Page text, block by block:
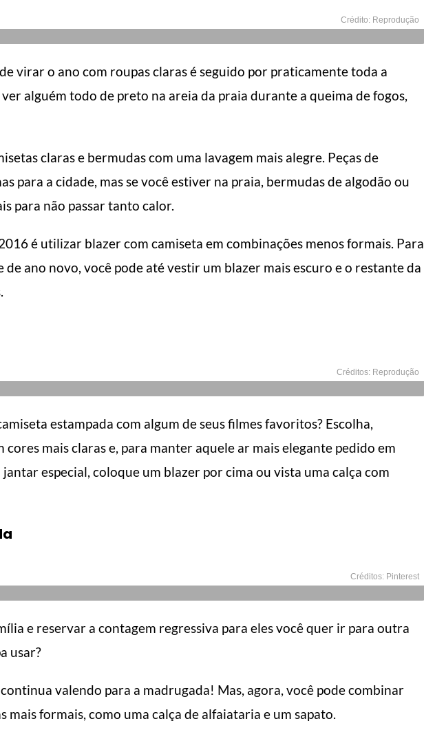
Crédito: Reprodução
virar o ano com roupas claras é seguido por praticamente toda a
alguém todo de preto na areia da praia durante a queima de fogos,
claras e bermudas com uma lavagem mais alegre. Peças de
para a cidade, mas se você estiver na praia, bermudas de algodão ou
para não passar tanto calor.
é utilizar blazer com camiseta em combinações menos formais. Para
de ano novo, você pode até vestir um blazer mais escuro e o restante da
Créditos: Reprodução
estampada com algum de seus filmes favoritos? Escolha,
cores mais claras e, para manter aquele ar mais elegante pedido em
especial, coloque um blazer por cima ou vista uma calça com
Créditos: Pinterest
e reservar a contagem regressiva para eles você quer ir para outra
usar?
valendo para a madrugada! Mas, agora, você pode combinar
mais formais, como uma calça de alfaiataria e um sapato.